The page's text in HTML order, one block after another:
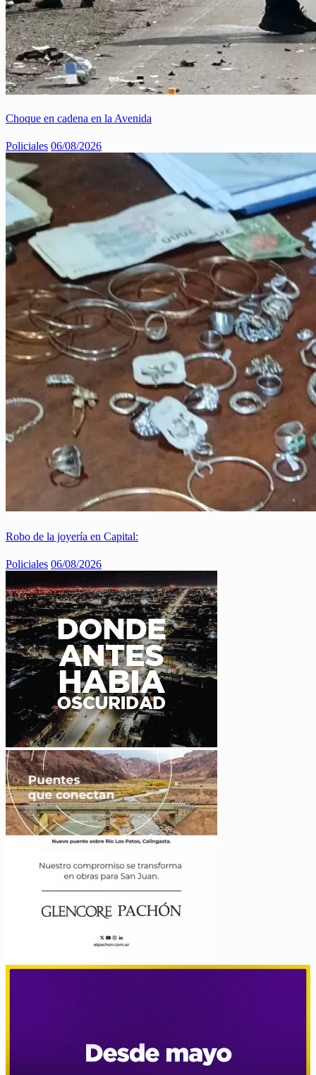
Choque en cadena en la Avenida
Policiales 06/08/2026
Robo de la joyería en Capital:
Policiales 06/08/2026